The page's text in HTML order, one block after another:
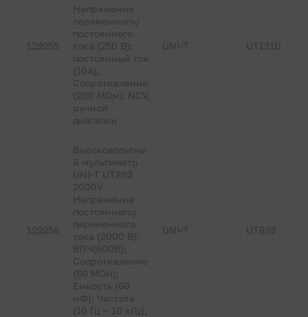
Термометры и термогигрометры
129255
Напряжение
переменного/
постоянного
тока (250 В);
постоянный ток
(10А);
Сопротивление
(200 МОм); NCV,
ручной
диапазон
UNI-T UT131D
129256
Высоковольтны
й мультиметр
UNI-T UT892
2000V
Напряжение
постоянного/
переменного
тока (2000 В);
ВПЧ(600В);
Сопротивление
(60 МОм);
Емкость (60
мФ); Частота
(10 Гц ~ 10 кГц);
UNI-T UT892